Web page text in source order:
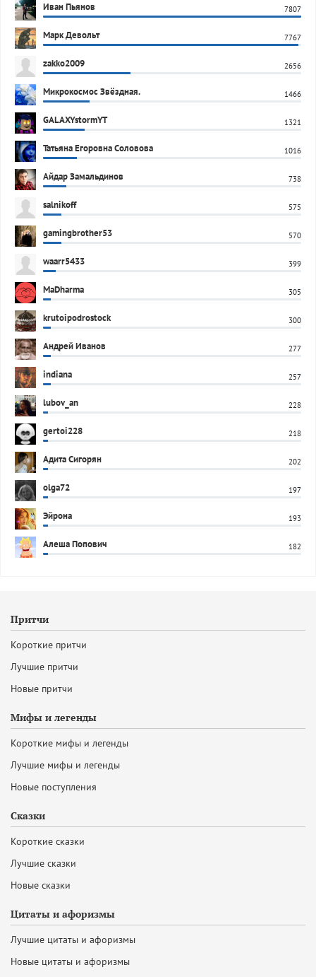
Иван Пьянов 7807
Марк Девольт 7767
zakko2009 2656
Микрокосмос Звёздная. 1466
GALAXYstormYT 1321
Татьяна Егоровна Соловова 1016
Айдар Замальдинов 738
salnikoff 575
gamingbrother53 570
waarr5433 399
MaDharma 305
krutoipodrostock 300
Андрей Иванов 277
indiana 257
lubov_an 228
gertoi228 218
Адита Сигорян 202
olga72 197
Эйрона 193
Алеша Попович 182
Притчи
Короткие притчи
Лучшие притчи
Новые притчи
Мифы и легенды
Короткие мифы и легенды
Лучшие мифы и легенды
Новые поступления
Сказки
Короткие сказки
Лучшие сказки
Новые сказки
Цитаты и афоризмы
Лучшие цитаты и афоризмы
Новые цитаты и афоризмы